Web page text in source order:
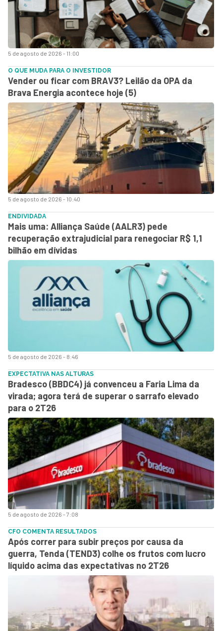
5 de agosto de 2026 - 11:00
5 de agosto de 2026 - 10:40
O QUE MUDA PARA O INVESTIDOR
Vender ou ficar com BRAV3? Leilão da OPA da
Brava Energia acontece hoje (5)
5 de agosto de 2026 - 8:46
ENDIVIDADA
Mais uma: Alliança Saúde (AALR3) pede
recuperação extrajudicial para renegociar R$ 1,1
bilhão em dívidas
5 de agosto de 2026 - 7:08
EXPECTATIVA NAS ALTURAS
Bradesco (BBDC4) já convenceu a Faria Lima da
virada; agora terá de superar o sarrafo elevado
para o 2T26
CFO COMENTA RESULTADOS
Após correr para subir preços por causa da
guerra, Tenda (TEND3) colhe os frutos com lucro
líquido acima das expectativas no 2T26